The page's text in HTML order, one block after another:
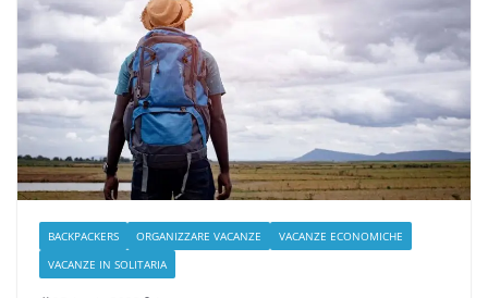
BACKPACKERS ORGANIZZARE VACANZE
VACANZE ECONOMICHE
VACANZE IN SOLITARIA